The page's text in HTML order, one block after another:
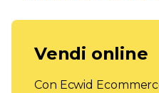
Vendi online
Con Ecwid